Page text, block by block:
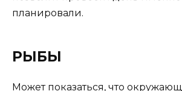
планировали.
РЫБЫ
Может показаться, что